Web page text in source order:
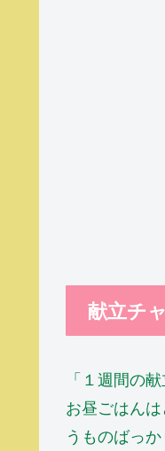
献立チ
「１週間の
お昼ごはん
うものばっ